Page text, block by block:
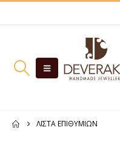
ΛΊΣΤΑ ΕΠΙΘΥΜΙΏΝ